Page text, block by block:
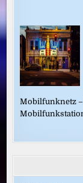
Mobilfunknetz